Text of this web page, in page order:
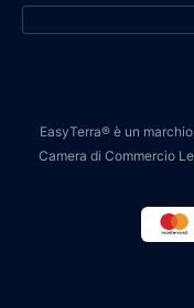
EasyTerra® è un
Camera di Commercio